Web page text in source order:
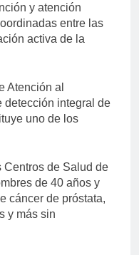
y atención
entre las
activa de la
Atención al
detección integral de
uno de los
de Salud de
de 40 años y
cáncer de próstata,
y más sin